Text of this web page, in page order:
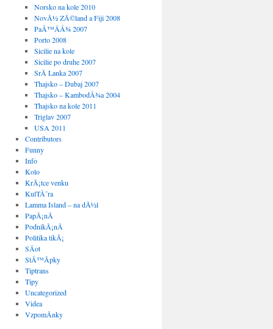
Norsko na kole 2010
NovÃ½ ZÃ©land a Fiji 2008
PaÅ™Ã­Å¾ 2007
Porto 2008
Sicilie na kole
Sicilie po druhe 2007
SrÃ­ Lanka 2007
Thajsko – Dubaj 2007
Thajsko – KambodÅ¾a 2004
Thajsko na kole 2011
Triglav 2007
USA 2011
Contributors
Funny
Info
Kolo
KrÃ¡tce venku
KulTÅ¯ra
Lamma Island – na dÃ½l
PapÃ¡nÃ­
PodnikÃ¡nÃ­
Politika tikÃ¡
SÄot
StÅ™Ã­pky
Tiptrans
Tipy
Uncategorized
Videa
VzpomÃ­nky